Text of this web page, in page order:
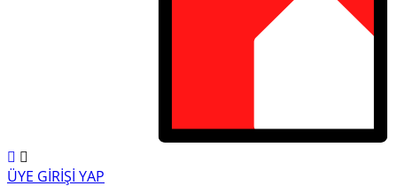
ÜYE GİRİŞİ YAP